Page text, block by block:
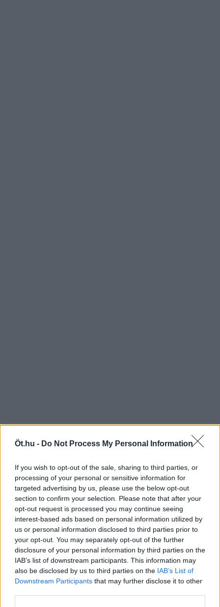
Öt.hu - Do Not Process My Personal Information
If you wish to opt-out of the sale, sharing to third parties, or
processing of your personal or sensitive information for
targeted advertising by us, please use the below opt-out
section to confirm your selection. Please note that after your
opt-out request is processed you may continue seeing
interest-based ads based on personal information utilized by
us or personal information disclosed to third parties prior to
your opt-out. You may separately opt-out of the further
disclosure of your personal information by third parties on the
IAB’s list of downstream participants. This information may
also be disclosed by us to third parties on the IAB’s List of
Downstream Participants that may further disclose it to other